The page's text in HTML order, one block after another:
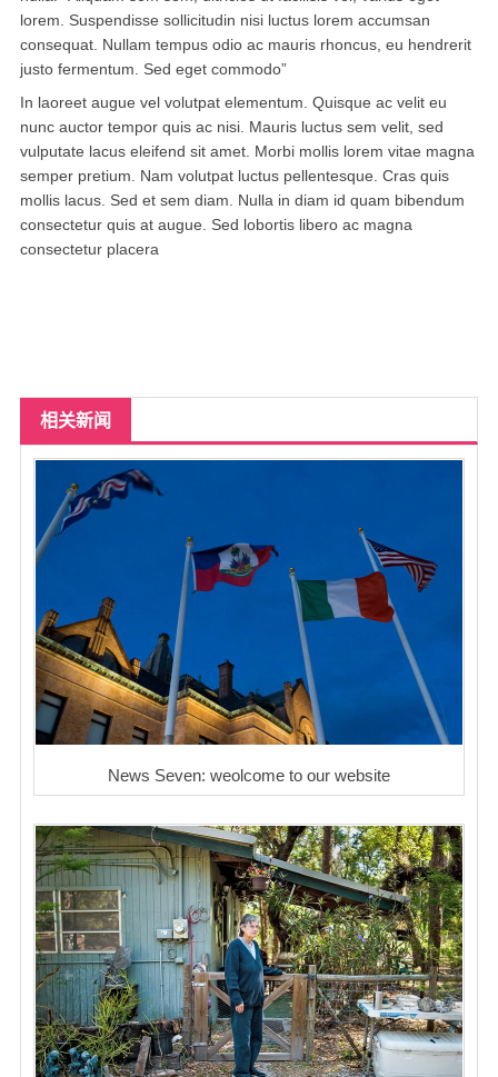
匹兹堡
达拉斯
尔湾
us151萌萌私家约炮按摩
lorem. Suspendisse sollicitudin nisi luctus lorem accumsan
consequat. Nullam tempus odio ac mauris rhoncus, eu hendrerit
justo fermentum. Sed eget commodo”
In laoreet augue vel volutpat elementum. Quisque ac velit eu
nunc auctor tempor quis ac nisi. Mauris luctus sem velit, sed
vulputate lacus eleifend sit amet. Morbi mollis lorem vitae magna
semper pretium. Nam volutpat luctus pellentesque. Cras quis
mollis lacus. Sed et sem diam. Nulla in diam id quam bibendum
consectetur quis at augue. Sed lobortis libero ac magna
consectetur placera
相关新闻
News Seven: weolcome to our website